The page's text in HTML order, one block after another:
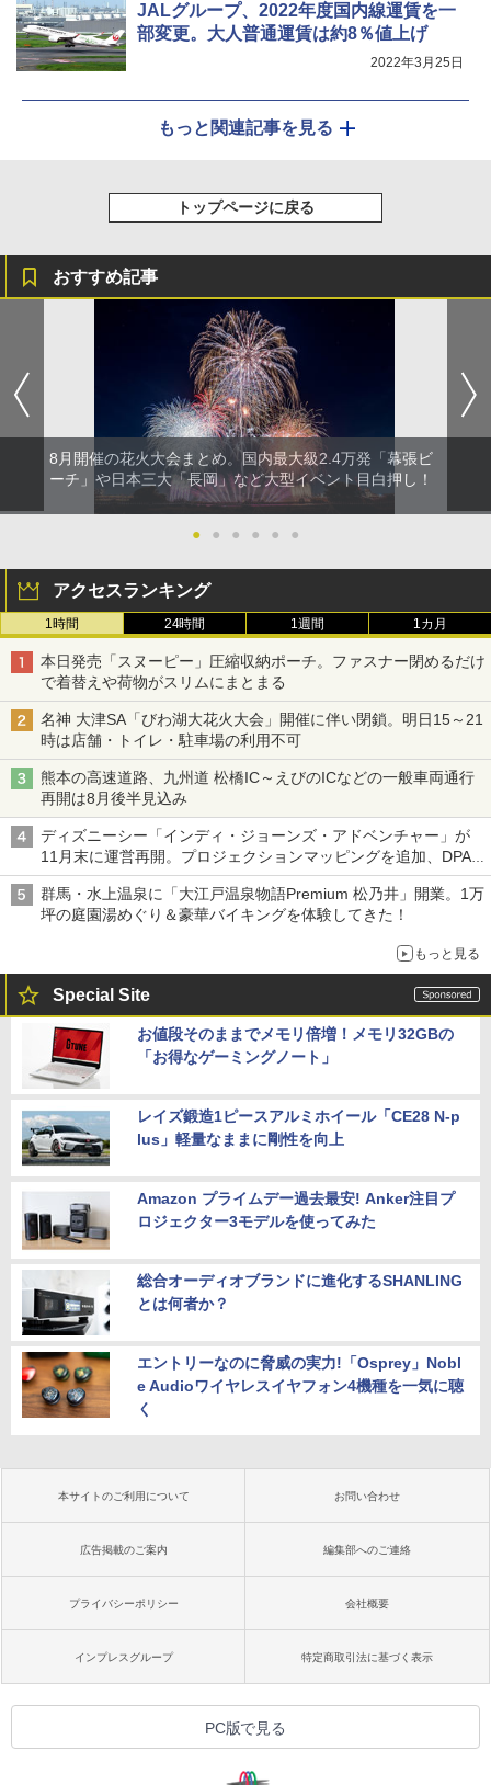
JALグループ、2022年度国内線運賃を一
部変更。大人普通運賃は約8％値上げ
2022年3月25日
もっと関連記事を見る
トップページに戻る
おすすめ記事
8月開催の花火大会まとめ。国内最大級2.4万発「幕張ビ
ーチ」や日本三大「長岡」など大型イベント目白押し！
● ● ● ● ● ●
アクセスランキング
1時間 24時間 1週間 1カ月
本日発売「スヌーピー」圧縮収納ポーチ。ファスナー閉めるだけ
で着替えや荷物がスリムにまとまる
名神 大津SA「びわ湖大花火大会」開催に伴い閉鎖。明日15～21
時は店舗・トイレ・駐車場の利用不可
熊本の高速道路、九州道 松橋IC～えびのICなどの一般車両通行
再開は8月後半見込み
ディズニーシー「インディ・ジョーンズ・アドベンチャー」が
11月末に運営再開。プロジェクションマッピングを追加、DPA
は1500円
群馬・水上温泉に「大江戸温泉物語Premium 松乃井」開業。1万
坪の庭園湯めぐり＆豪華バイキングを体験してきた！
もっと見る
Special Site
お値段そのままでメモリ倍増！メモリ32GBの
「お得なゲーミングノート」
レイズ鍛造1ピースアルミホイール「CE28 N-p
lus」軽量なままに剛性を向上
Amazon プライムデー過去最安! Anker注目プ
ロジェクター3モデルを使ってみた
総合オーディオブランドに進化するSHANLING
とは何者か？
エントリーなのに脅威の実力!「Osprey」Nobl
e Audioワイヤレスイヤフォン4機種を一気に聴
く
本サイトのご利用について お問い合わせ
広告掲載のご案内 編集部へのご連絡
プライバシーポリシー 会社概要
インプレスグループ 特定商取引法に基づく表示
PC版で見る